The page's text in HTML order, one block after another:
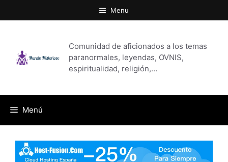
al
Menu
Comunidad de aficionados a los temas
paranormales, leyendas, OVNIS,
espiritualidad, religión,…
Menú